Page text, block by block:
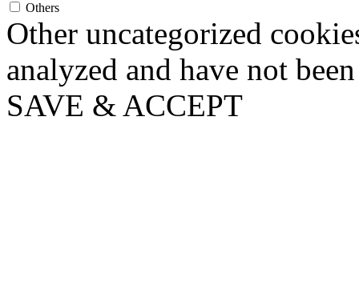
Others
Other uncategorized
analyzed and have not
SAVE & ACCEPT